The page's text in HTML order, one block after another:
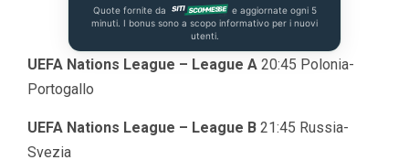
Quote fornite da
e aggiornate ogni 5
minuti. I bonus sono a scopo informativo per i nuovi
utenti.
UEFA Nations League – League A 20:45 Polonia-
Portogallo
UEFA Nations League – League B 21:45 Russia-
Svezia